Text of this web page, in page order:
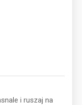
i ruszaj na